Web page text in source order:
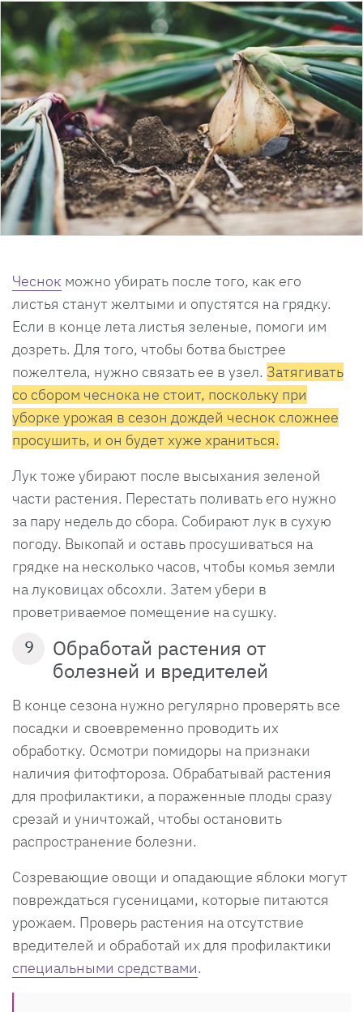
Чеснок можно убирать после того, как его
листья станут желтыми и опустятся на грядку.
Если в конце лета листья зеленые, помоги им
дозреть. Для того, чтобы ботва быстрее
пожелтела, нужно связать ее в узел. Затягивать
со сбором чеснока не стоит, поскольку при
уборке урожая в сезон дождей чеснок сложнее
просушить, и он будет хуже храниться.
Лук тоже убирают после высыхания зеленой
части растения. Перестать поливать его нужно
за пару недель до сбора. Собирают лук в сухую
погоду. Выкопай и оставь просушиваться на
грядке на несколько часов, чтобы комья земли
на луковицах обсохли. Затем убери в
проветриваемое помещение на сушку.
9
Обработай растения от
болезней и вредителей
В конце сезона нужно регулярно проверять все
посадки и своевременно проводить их
обработку. Осмотри помидоры на признаки
наличия фитофтороза. Обрабатывай растения
для профилактики, а пораженные плоды сразу
срезай и уничтожай, чтобы остановить
распространение болезни.
Созревающие овощи и опадающие яблоки могут
повреждаться гусеницами, которые питаются
урожаем. Проверь растения на отсутствие
вредителей и обработай их для профилактики
специальными средствами.